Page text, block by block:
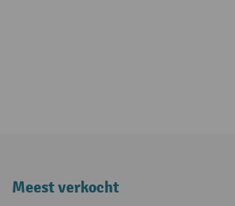
Meest verkocht